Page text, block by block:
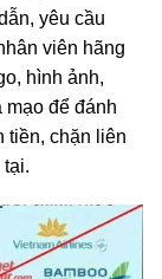
yêu cầu
viên hãng
hình ảnh,
để đánh
tiền, chặn liên
tại.